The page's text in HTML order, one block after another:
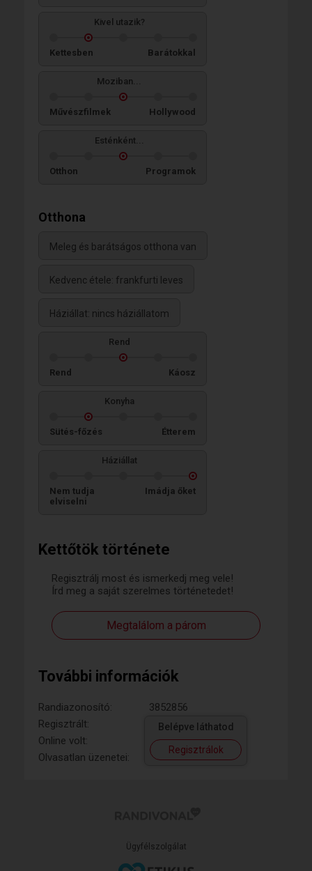
Kettőtök története
Regisztrálj most és ismerkedj meg vele!
Írd meg a saját szerelmes történetedet!
Megtalálom a párom
További információk
Randiazonosító:
3852856
Regisztrált:
Online volt:
Olvasatlan üzenetei:
Belépve láthatod
Regisztrálok
Kivel utazik?
Kettesben Barátokkal
Moziban...
Művészfilmek Hollywood
Esténként...
Otthon Programok
Otthona
Meleg és barátságos otthona van
Kedvenc étele: frankfurti leves
Háziállat: nincs háziállatom
Rend
Rend Káosz
Konyha
Sütés-főzés Étterem
Háziállat
Nem tudja
elviselni
Imádja őket
Ügyfélszolgálat